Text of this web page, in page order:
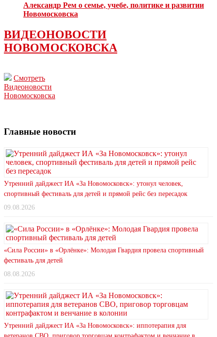
Александр Рем о семье, учебе, политике и развитии
Новомосковска
ВИДЕОНОВОСТИ
НОВОМОСКОВСКА
Смотреть
Видеоновости
Новомосковска
Главные новости
Утренний дайджест ИА «За Новомосковск»: утонул человек,
спортивный фестиваль для детей и прямой рейс без пересадок
09.08.2026
«Сила России» в «Орлёнке»: Молодая Гвардия провела спортивный
фестиваль для детей
08.08.2026
Утренний дайджест ИА «За Новомосковск»: иппотерапия для